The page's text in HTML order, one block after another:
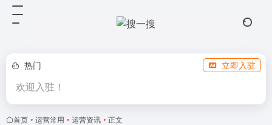
热门 立即入驻
欢迎入驻！
首页 • 运营常用 • 运营资讯 • 正文